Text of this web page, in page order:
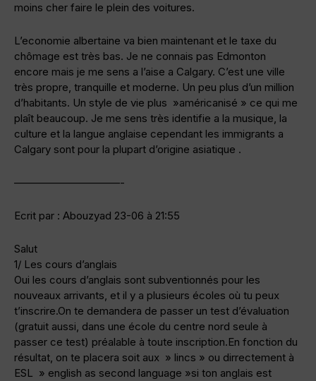
moins cher faire le plein des voitures.
L’economie albertaine va bien maintenant et le taxe du
chômage est très bas. Je ne connais pas Edmonton
encore mais je me sens a l’aise a Calgary. C’est une ville
très propre, tranquille et moderne. Un peu plus d’un million
d’habitants. Un style de vie plus »américanisé » ce qui me
plaît beaucoup. Je me sens très identifie a la musique, la
culture et la langue anglaise cependant les immigrants a
Calgary sont pour la plupart d’origine asiatique .
——————————-
Ecrit par : Abouzyad 23-06 à 21:55
Salut
1/ Les cours d’anglais
Oui les cours d’anglais sont subventionnés pour les
nouveaux arrivants, et il y a plusieurs écoles où tu peux
t’inscrire.On te demandera de passer un test d’évaluation
(gratuit aussi, dans une école du centre nord seule à
passer ce test) préalable à toute inscription.En fonction du
résultat, on te placera soit aux » lincs » ou dirrectement à
ESL » english as second language »si ton anglais est